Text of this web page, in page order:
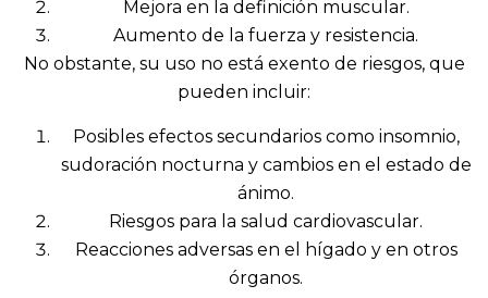
Mejora en la definición muscular.
Aumento de la fuerza y resistencia.
No obstante, su uso no está exento de riesgos, que
pueden incluir:
Posibles efectos secundarios como insomnio,
sudoración nocturna y cambios en el estado de
ánimo.
Riesgos para la salud cardiovascular.
Reacciones adversas en el hígado y en otros
órganos.